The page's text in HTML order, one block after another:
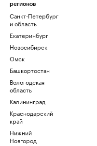
регионов
Санкт-Петербург
и область
Екатеринбург
Новосибирск
Омск
Башкортостан
Вологодская
область
Калининград
Краснодарский
край
Нижний
Новгород